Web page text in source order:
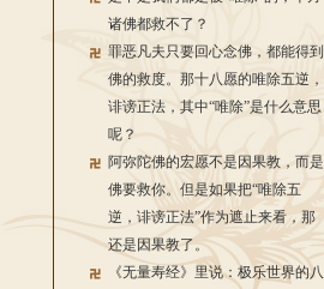
诸佛都救不了？
罪恶凡夫只要回心念佛，都能得到
佛的救度。那十八愿的唯除五逆，
诽谤正法，其中“唯除”是什么意思
呢？
阿弥陀佛的宏愿不是因果教，而是
佛要救你。但是如果把“唯除五
逆，诽谤正法”作为遮止来看，那
还是因果教了。
《无量寿经》里说：极乐世界的八